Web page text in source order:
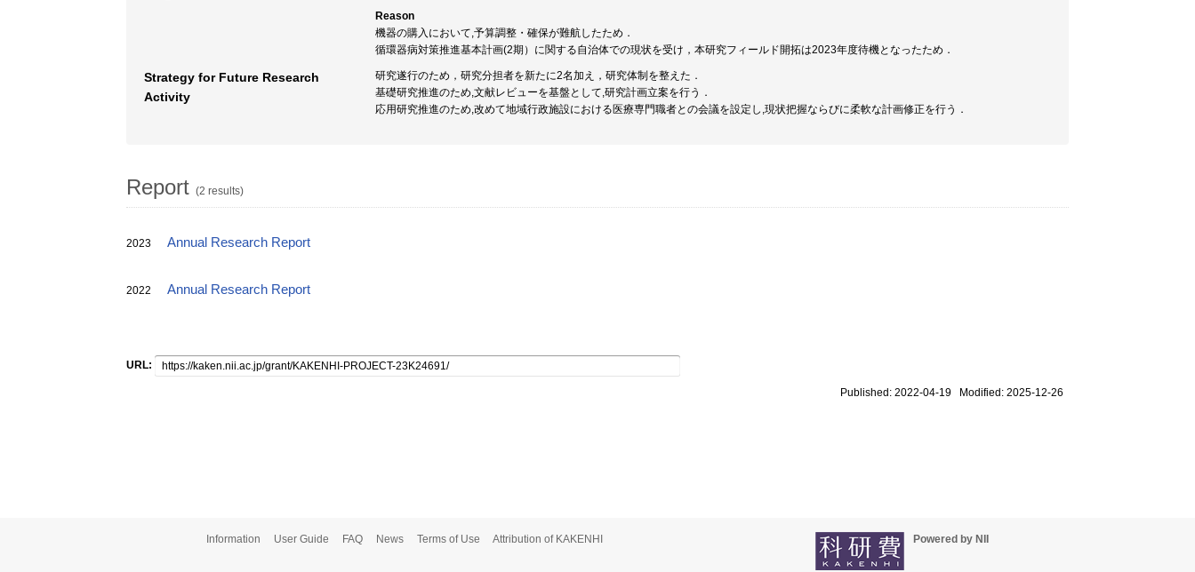
Reason
機器の購入において,予算調整・確保が難航したため．
循環器病対策推進基本計画(2期）に関する自治体での現状を受け，本研究フィールド開拓は2023年度待機となったため．
Strategy for Future Research
Activity
研究遂行のため，研究分担者を新たに2名加え，研究体制を整えた．
基礎研究推進のため,文献レビューを基盤として,研究計画立案を行う．
応用研究推進のため,改めて地域行政施設における医療専門職者との会議を設定し,現状把握ならびに柔軟な計画修正を行う．
Report (2 results)
2023 Annual Research Report
2022 Annual Research Report
URL:
Published: 2022-04-19 Modified: 2025-12-26
Information User Guide FAQ News Terms of Use Attribution of KAKENHI Powered by NII